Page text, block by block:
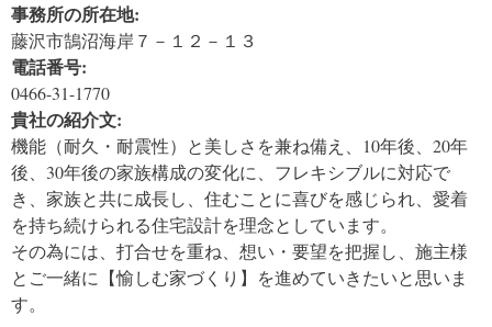
事務所の所在地:
藤沢市鵠沼海岸７－１２－１３
電話番号:
0466-31-1770
貴社の紹介文:
機能（耐久・耐震性）と美しさを兼ね備え、10年後、20年
後、30年後の家族構成の変化に、フレキシブルに対応で
き、家族と共に成長し、住むことに喜びを感じられ、愛着
を持ち続けられる住宅設計を理念としています。
その為には、打合せを重ね、想い・要望を把握し、施主様
とご一緒に【愉しむ家づくり】を進めていきたいと思いま
す。